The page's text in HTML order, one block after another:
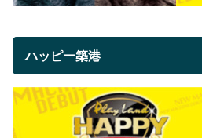
ハッピー築港